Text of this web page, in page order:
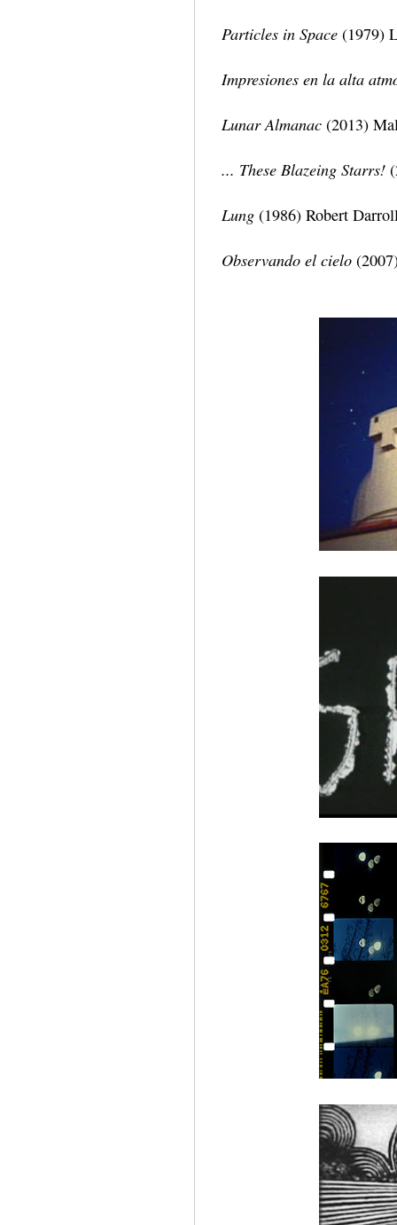
Particles in Space (1979)
Impresiones en la alta
Lunar Almanac (2013)
... These Blazeing Starrs!
Lung (1986) Robert
Observando el cielo